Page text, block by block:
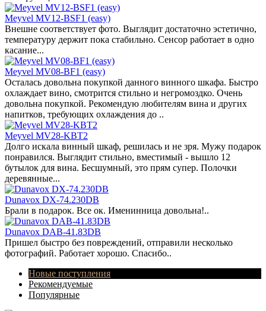
Meyvel MV12-BSF1 (easy)
Внешне соответствует фото. Выглядит достаточно эстетично,
температуру держит пока стабильно. Сенсор работает в одно
касание...
Meyvel MV08-BF1 (easy)
Осталась довольна покупкой данного винного шкафа. Быстро
охлаждает вино, смотрится стильно и негромоздко. Очень
довольна покупкой. Рекомендую любителям вина и других
напитков, требующих охлаждения до ..
Meyvel MV28-KBT2
Долго искала винный шкаф, решилась и не зря. Мужу подарок
понравился. Выглядит стильно, вместимый - вышло 12
бутылок для вина. Бесшумный, это прям супер. Полочки
деревянные...
Dunavox DX-74.230DB
Брали в подарок. Все ок. Именинница довольна!..
Dunavox DAB-41.83DB
Пришел быстро без повреждений, отправили несколько
фотографий. Работает хорошо. Спасибо..
Новые поступления
Рекомендуемые
Популярные